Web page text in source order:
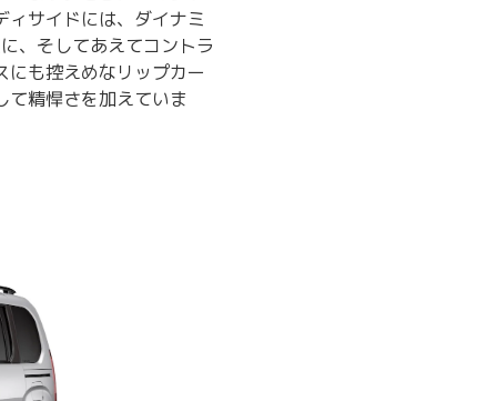
ィサイドには、ダイナミ
、そしてあえてコントラ
も控えめなリップカー
て精悍さを加えていま